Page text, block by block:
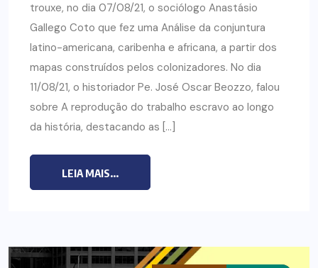
trouxe, no dia 07/08/21, o sociólogo Anastásio
Gallego Coto que fez uma Análise da conjuntura
latino-americana, caribenha e africana, a partir dos
mapas construídos pelos colonizadores. No dia
11/08/21, o historiador Pe. José Oscar Beozzo, falou
sobre A reprodução do trabalho escravo ao longo
da história, destacando as […]
LEIA MAIS...